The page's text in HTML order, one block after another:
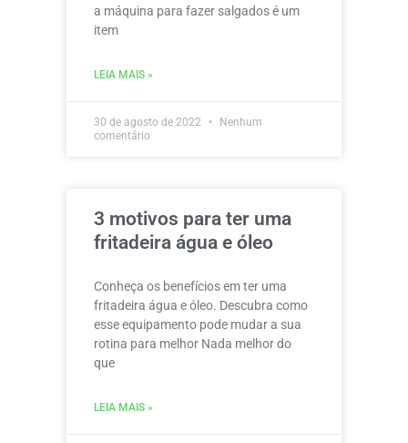
a máquina para fazer salgados é um
item
LEIA MAIS »
30 de agosto de 2022
Nenhum
comentário
3 motivos para ter uma
fritadeira água e óleo
Conheça os benefícios em ter uma
fritadeira água e óleo. Descubra como
esse equipamento pode mudar a sua
rotina para melhor Nada melhor do
que
LEIA MAIS »